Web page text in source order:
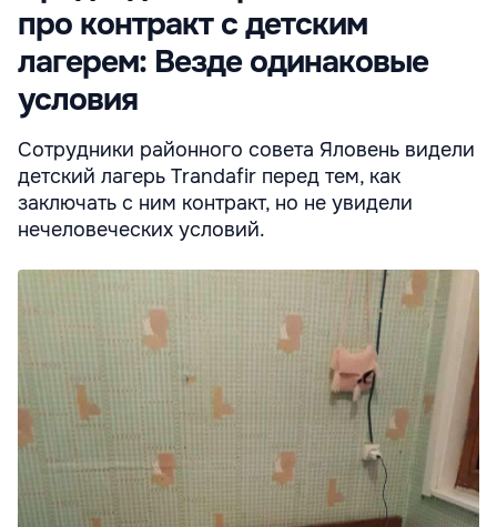
про контракт с детским
лагерем: Везде одинаковые
условия
Сотрудники районного совета Яловень видели
детский лагерь Trandafir перед тем, как
заключать с ним контракт, но не увидели
нечеловеческих условий.